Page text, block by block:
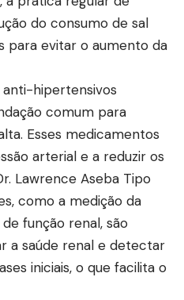
do consumo de sal
para evitar o aumento da
hipertensivos
comum para
Esses medicamentos
arterial e a reduzir os
Lawrence Aseba Tipo
como a medição da
função renal, são
a saúde renal e detectar
iniciais, o que facilita o